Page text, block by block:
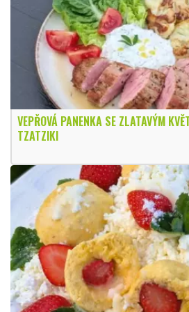
VEPŘOVÁ PANENKA SE ZLATAVÝM
TZATZIKI